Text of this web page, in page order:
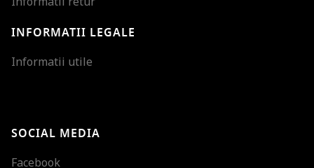
INFORMATII LEGALE
Informatii utile
SOCIAL MEDIA
Facebook